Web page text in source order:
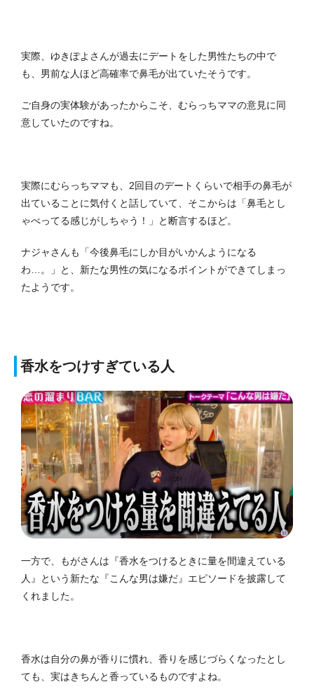
実際、ゆきぽよさんが過去にデートをした男性たちの中で
も、男前な人ほど高確率で鼻毛が出ていたそうです。
ご自身の実体験があったからこそ、むらっちママの意見に同
意していたのですね。
実際にむらっちママも、2回目のデートくらいで相手の鼻毛が
出ていることに気付くと話していて、そこからは「鼻毛とし
ゃべってる感じがしちゃう！」と断言するほど。
ナジャさんも「今後鼻毛にしか目がいかんようになる
わ…。」と、新たな男性の気になるポイントができてしまっ
たようです。
香水をつけすぎている人
一方で、もがさんは『香水をつけるときに量を間違えている
人』という新たな『こんな男は嫌だ』エピソードを披露して
くれました。
香水は自分の鼻が香りに慣れ、香りを感じづらくなったとし
ても、実はきちんと香っているものですよね。